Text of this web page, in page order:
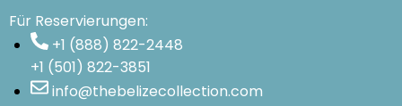
Für Reservierungen:
+1 (888) 822-2448
+1 (501) 822-3851
info@thebelizecollection.com